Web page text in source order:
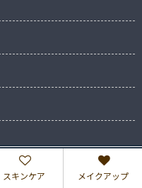
スキンケア メイクアップ